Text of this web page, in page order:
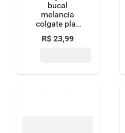
bucal
melancia
colgate plax
frasco 500ml
leve mais
R$ 23,99